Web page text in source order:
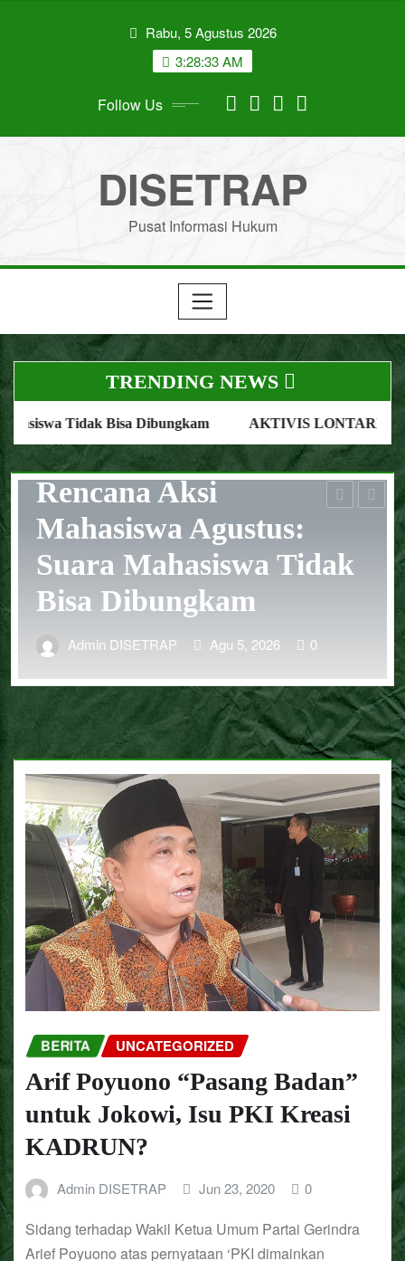
Rabu, 5 Agustus 2026
3:28:34 AM
Follow Us
DISETRAP
Pusat Informasi Hukum
TRENDING NEWS
Tidak Bisa Dibungkam AKTIVIS LONTARKAN
BERITA
AKTIVIS
LONTARKAN
KERAS
MENTERI PU,
LAYANGKAN
Admin DISETRAP Jul 20, 2026
BERITA UNCATEGORIZED
Arif Poyuono “Pasang Badan”
untuk Jokowi, Isu PKI Kreasi
KADRUN?
Admin DISETRAP Jun 23, 2020 0
Sidang terhadap Wakil Ketua Umum Partai Gerindra
Arief Poyuono atas pernyataan ‘PKI dimainkan